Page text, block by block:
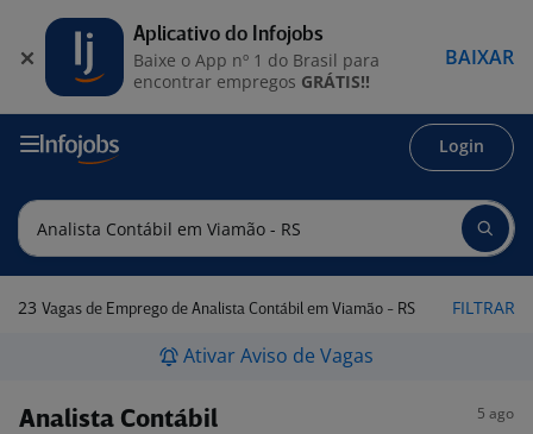
Login
23 Vagas de Emprego de Analista Contábil em Viamão - RS FILTRAR
Ativar Aviso de Vagas
Analista Contábil 5 ago
Aplicativo do Infojobs
Baixe o App nº 1 do Brasil para
encontrar empregos GRÁTIS!!
BAIXAR